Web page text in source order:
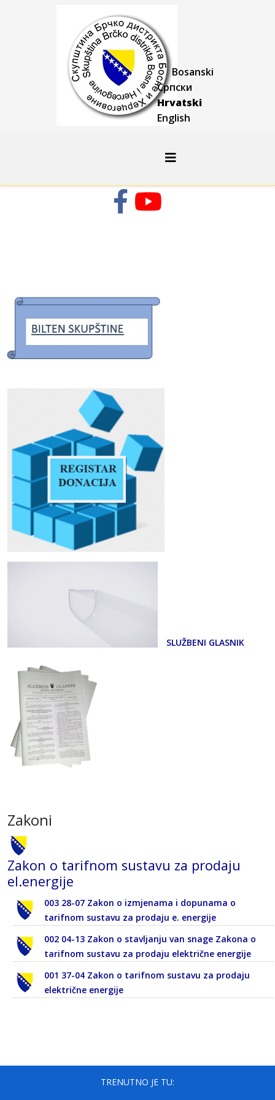
Bosanski
Српски
Hrvatski
English
SLUŽBENI GLASNIK
Zakoni
Zakon o tarifnom sustavu za prodaju
el.energije
003 28-07 Zakon o izmjenama i dopunama o
tarifnom sustavu za prodaju e. energije
002 04-13 Zakon o stavljanju van snage Zakona o
tarifnom sustavu za prodaju električne energije
001 37-04 Zakon o tarifnom sustavu za prodaju
električne energije
TRENUTNO JE TU: